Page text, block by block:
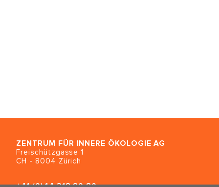
ZENTRUM FÜR INNERE ÖKOLOGIE AG
Freischützgasse 1
CH - 8004 Zürich